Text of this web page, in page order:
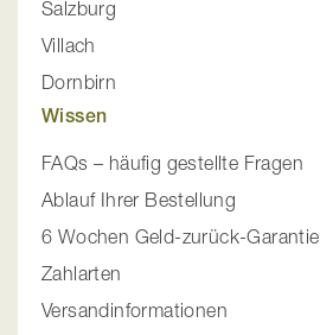
Salzburg
Villach
Dornbirn
Wissen
FAQs – häufig gestellte Fragen
Ablauf Ihrer Bestellung
6 Wochen Geld-zurück-Garantie
Zahlarten
Versandinformationen